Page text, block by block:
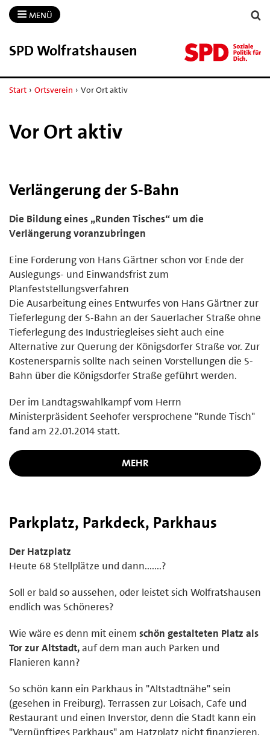
MENÜ
SPD Wolfratshausen
Start › Ortsverein › Vor Ort aktiv
Vor Ort aktiv
Verlängerung der S-Bahn
Die Bildung eines „Runden Tisches“ um die
Verlängerung voranzubringen
Eine Forderung von Hans Gärtner schon vor Ende der
Auslegungs- und Einwandsfrist zum
Planfeststellungsverfahren
Die Ausarbeitung eines Entwurfes von Hans Gärtner zur
Tieferlegung der S-Bahn an der Sauerlacher Straße ohne
Tieferlegung des Industriegleises sieht auch eine
Alternative zur Querung der Königsdorfer Straße vor. Zur
Kostenersparnis sollte nach seinen Vorstellungen die S-
Bahn über die Königsdorfer Straße geführt werden.
Der im Landtagswahlkampf vom Herrn
Ministerpräsident Seehofer versprochene "Runde Tisch"
fand am 22.01.2014 statt.
MEHR
Parkplatz, Parkdeck, Parkhaus
Der Hatzplatz
Heute 68 Stellplätze und dann.......?
Soll er bald so aussehen, oder leistet sich Wolfratshausen
endlich was Schöneres?
Wie wäre es denn mit einem schön gestalteten Platz als
Tor zur Altstadt,auf dem man auch Parken und
Flanieren kann?
So schön kann ein Parkhaus in "Altstadtnähe" sein
(gesehen in Freiburg). Terrassen zur Loisach, Cafe und
Restaurant und einen Inverstor, denn die Stadt kann ein
"Vernünftiges Parkhaus" am Hatzplatz nicht finanzieren.